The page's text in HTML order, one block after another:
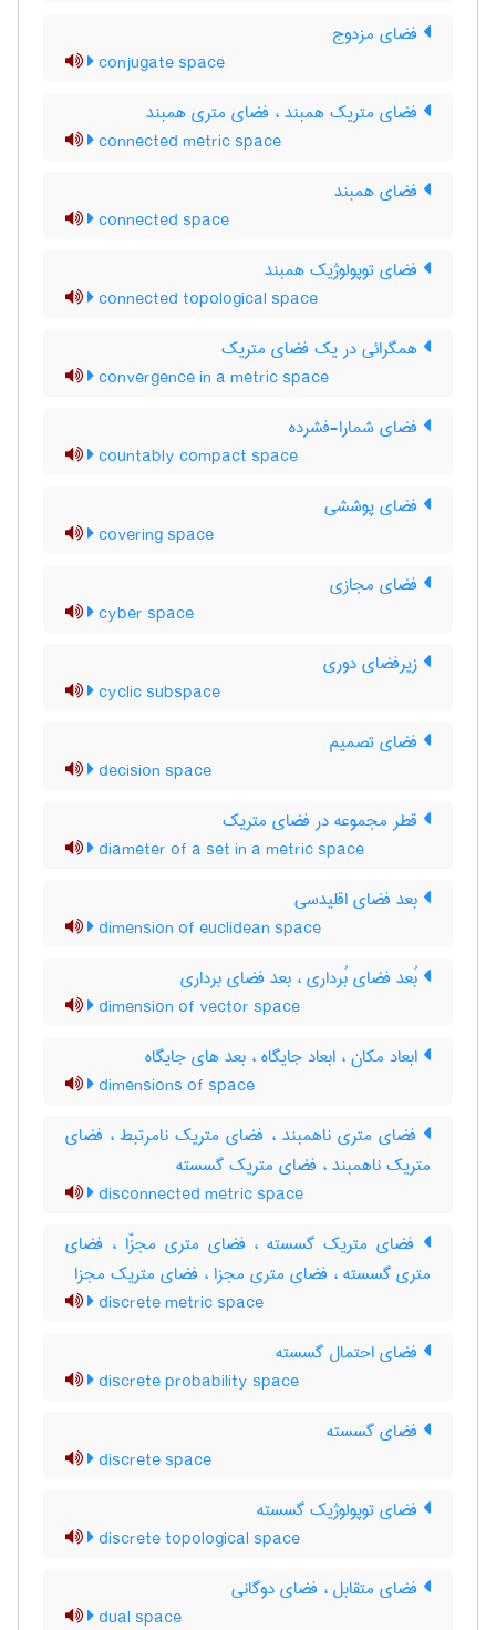
فضای مزدوج
conjugate space
فضای متریک همبند ، فضای متری همبند
connected metric space
فضای همبند
connected space
فضای توپولوژیک همبند
connected topological space
همگرائی در یک فضای متریک
convergence in a metric space
فضای شمارا-فشرده
countably compact space
فضای پوششی
covering space
فضای مجازی
cyber space
زیرفضای دوری
cyclic subspace
فضای تصمیم
decision space
قطر مجموعه در فضای متریک
diameter of a set in a metric space
بعد فضای اقلیدسی
dimension of euclidean space
بُعد فضای بُرداری ، بعد فضای برداری
dimension of vector space
ابعاد مکان ، ابعاد جایگاه ، بعد های جایگاه
dimensions of space
فضای متری ناهمبند ، فضای متریک نامرتبط ، فضای
متریک ناهمبند ، فضای متریک گسسته
disconnected metric space
فضای متریک گسسته ، فضای متری مجزّا ، فضای
متری گسسته ، فضای متری مجزا ، فضای متریک مجزا
discrete metric space
فضای احتمال گسسته
discrete probability space
فضای گسسته
discrete space
فضای توپولوژیک گسسته
discrete topological space
فضای متقابل ، فضای دوگانی
dual space